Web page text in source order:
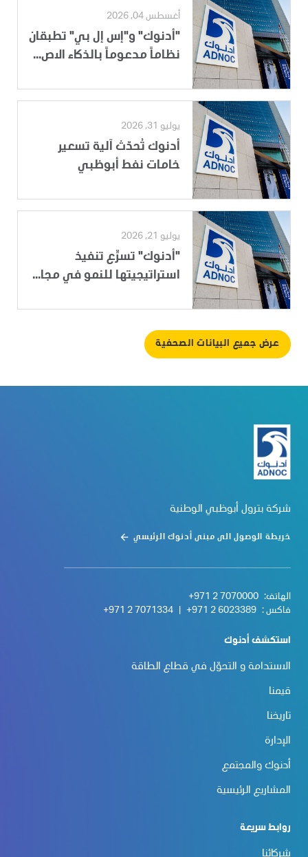
أغسطس 04, 2026
"أدنوك" و"إس إل بي" تطبقان
نظاماً مدعوماً بالذكاء الاص...
يوليو 31, 2026
أدنوك تُحدّث آلية تسعير
خامات نفط أبوظبي
يوليو 21, 2026
"أدنوك" تسرِّع تنفيذ
استراتيجيتها للنمو في مجا...
عرض جميع البيانات الصحفية
شركة بترول أبوظبي الوطنية
خريطة الوصول الى مبنى أدنوك الرئيسي
الهاتف: +971 2 7070000
فاكس : +971 2 6023389
+971 2 7071334
استكشف أدنوك
الاستدامة و التحوّل في قطاع الطاقة
قيمنا
تاريخنا
الإدارة
أدنوك والمجتمع
المشاريع الرئيسية
روابط سريعة
شركائنا